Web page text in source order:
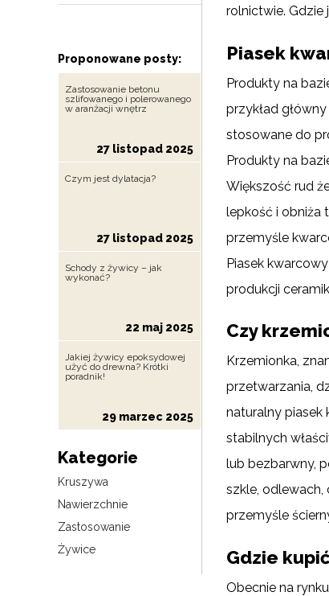
Proponowane posty:
Zastosowanie betonu
szlifowanego i polerowanego
w aranżacji wnętrz
27 listopad 2025
Czym jest dylatacja?
27 listopad 2025
Schody z żywicy – jak
wykonać?
22 maj 2025
Jakiej żywicy epoksydowej
użyć do drewna? Krótki
poradnik!
29 marzec 2025
Kategorie
Kruszywa
Nawierzchnie
Zastosowanie
Żywice
rolnictwie. Gdzie
Piasek
Produkty na
przykład
stosowane do
Produkty na
Większość rud
lepkość i obniża
przemyśle
Piasek
produkcji
Czy
Krzemionka,
przetwarzania,
naturalny piasek
stabilnych
lub bezbarwny,
szkle, odlewach,
przemyśle
Gdzie
Obecnie na